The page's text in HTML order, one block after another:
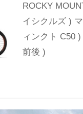
ROCKY
イシクルズ )
ィンクト C50
前後 )